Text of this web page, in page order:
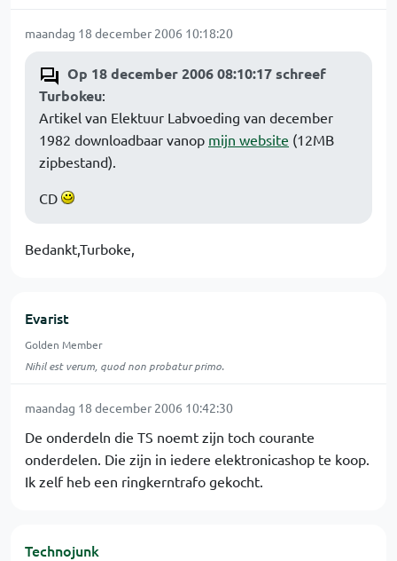
maandag 18 december 2006 10:18:20
Op 18 december 2006 08:10:17 schreef
Turbokeu:
Artikel van Elektuur Labvoeding van december
1982 downloadbaar vanop mijn website (12MB
zipbestand).
CD
Bedankt,Turboke,
Evarist
Golden Member
Nihil est verum, quod non probatur primo.
maandag 18 december 2006 10:42:30
De onderdeln die TS noemt zijn toch courante
onderdelen. Die zijn in iedere elektronicashop te koop.
Ik zelf heb een ringkerntrafo gekocht.
Technojunk